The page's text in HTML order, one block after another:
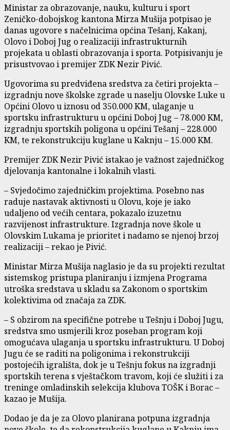
Ministar za obrazovanje, nauku, kulturu i sport
Zeničko-dobojskog kantona Mirza Mušija potpisao je
danas ugovore s načelnicima općina Tešanj, Kakanj,
Olovo i Doboj Jug o realizaciji infrastrukturnih
projekata u oblasti obrazovanja i sporta. Potpisivanju je
prisustvovao i premijer ZDK Nezir Pivić.
Ugovorima su predviđena sredstva za četiri projekta –
izgradnju nove školske zgrade u naselju Olovske Luke u
Općini Olovo u iznosu od 350.000 KM, ulaganje u
sportsku infrastrukturu u općini Doboj Jug – 78.000 KM,
izgradnju sportskih poligona u općini Tešanj – 228.000
KM, te rekonstrukciju kuglane u Kaknju – 15.000 KM.
Premijer ZDK Nezir Pivić istakao je važnost zajedničkog
djelovanja kantonalne i lokalnih vlasti.
– Svjedočimo zajedničkim projektima. Posebno nas
raduje nastavak aktivnosti u Olovu, koje je iako
udaljeno od većih centara, pokazalo izuzetnu
razvijenost infrastrukture. Izgradnja nove škole u
Olovskim Lukama je prioritet i nadamo se njenoj brzoj
realizaciji – rekao je Pivić.
Ministar Mirza Mušija naglasio je da su projekti rezultat
sistemskog pristupa planiranju i izmjena Programa
utroška sredstava u skladu sa Zakonom o sportskim
kolektivima od značaja za ZDK.
– S obzirom na specifične potrebe u Tešnju i Doboj Jugu,
sredstva smo usmjerili kroz poseban program koji
omogućava ulaganja u sportsku infrastrukturu. U Doboj
Jugu će se raditi na poligonima i rekonstrukciji
postojećih igrališta, dok je u Tešnju fokus na izgradnji
sportskih terena s vještačkom travom, koji će služiti i za
treninge omladinskih selekcija klubova TOŠK i Borac –
kazao je Mušija.
Dodao je da je za Olovo planirana potpuna izgradnja